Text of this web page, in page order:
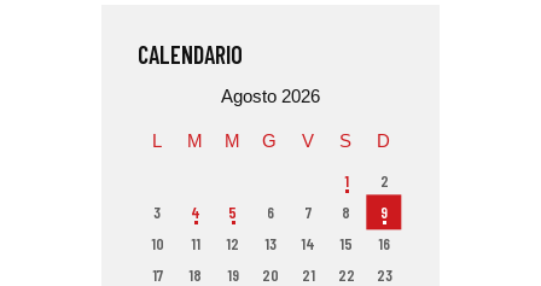
CALENDARIO
Agosto 2026
L M M G V S D
1
2
3
4 5 6 7 8
9
10
11 12 13 14 15
16
17
18 19 20 21 22
23